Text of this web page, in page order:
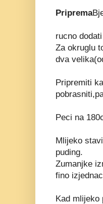
Priprema
rucno
Za okruglu
dva
Pripremiti
Peci na
Mlijeko
puding.
Zumanjke
fino
Kad mlijeko